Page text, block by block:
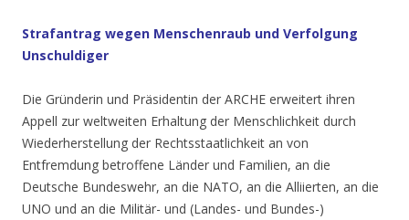
Strafantrag wegen Menschenraub und Verfolgung
Unschuldiger
Die Gründerin und Präsidentin der ARCHE erweitert ihren
Appell zur weltweiten Erhaltung der Menschlichkeit durch
Wiederherstellung der Rechtsstaatlichkeit an von
Entfremdung betroffene Länder und Familien, an die
Deutsche Bundeswehr, an die NATO, an die Alliierten, an die
UNO und an die Militär- und (Landes- und Bundes-)